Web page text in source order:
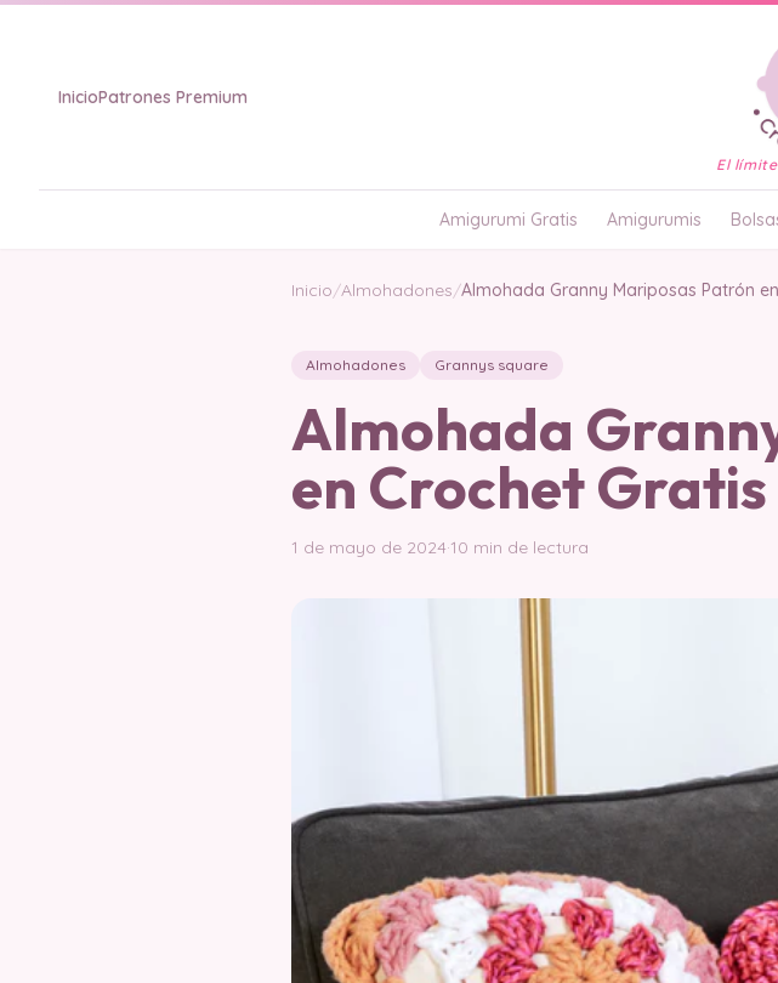
InicioPatrones Premium
El
Amigurumi Gratis Amigurumis
Inicio/Almohadones/Almohada Granny Mariposas Patrón
Almohadones Grannys square
Almohada
en Crochet Gratis
1 de mayo de 2024·10 min de lectura